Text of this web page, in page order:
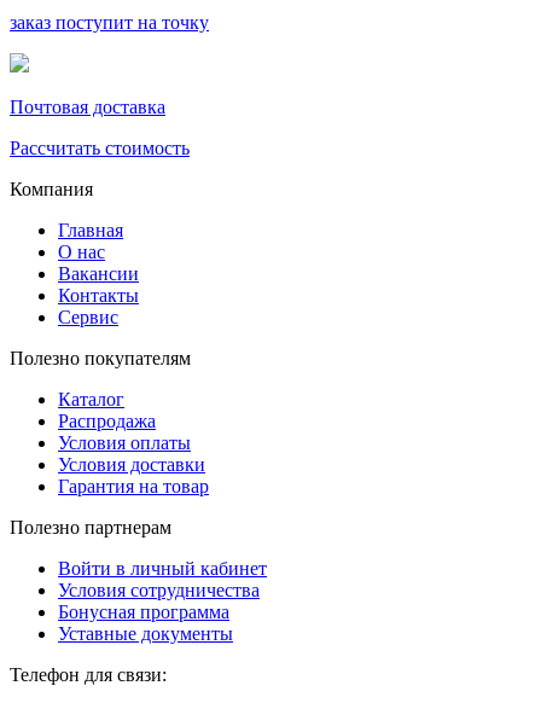
заказ поступит на точку
Почтовая доставка
Рассчитать стоимость
Компания
Главная
О нас
Вакансии
Контакты
Сервис
Полезно покупателям
Каталог
Распродажа
Условия оплаты
Условия доставки
Гарантия на товар
Полезно партнерам
Войти в личный кабинет
Условия сотрудничества
Бонусная программа
Уставные документы
Телефон для связи: